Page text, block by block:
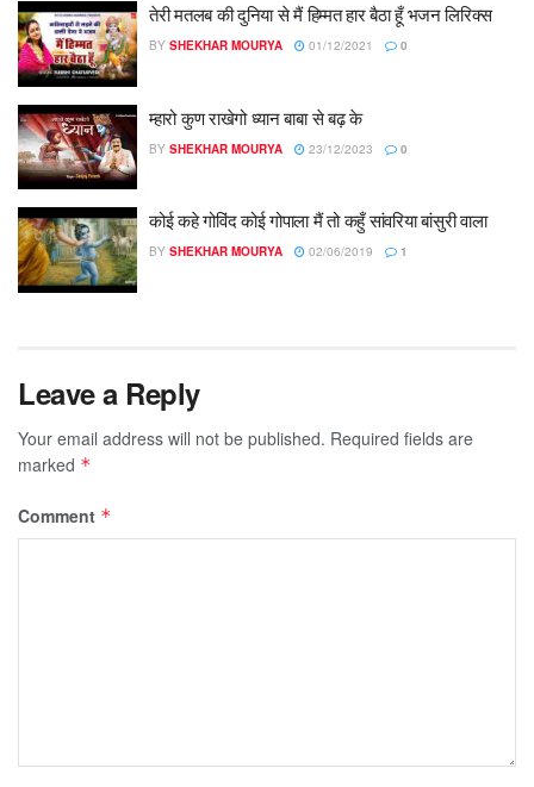
तेरी मतलब की दुनिया से मैं हिम्मत हार बैठा हूँ भजन लिरिक्स
BY SHEKHAR MOURYA 01/12/2021 0
म्हारो कुण राखेगो ध्यान बाबा से बढ़ के
BY SHEKHAR MOURYA 23/12/2023 0
कोई कहे गोविंद कोई गोपाला मैं तो कहुँ सांवरिया बांसुरी वाला
BY SHEKHAR MOURYA 02/06/2019 1
Leave a Reply
Your email address will not be published. Required fields are
marked *
Comment *